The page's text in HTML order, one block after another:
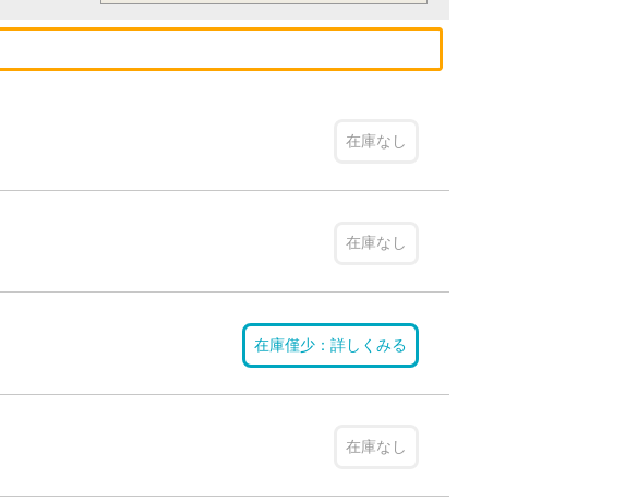
在庫なし
在庫なし
在庫僅少：詳しくみる
在庫なし